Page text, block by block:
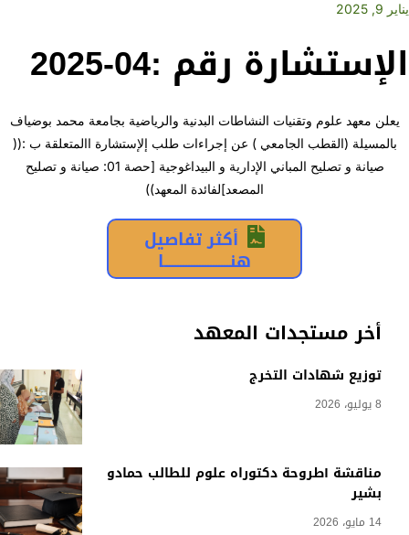
أخر مستجدات المعهد
توزيع شهادات التخرج
8 يوليو، 2026
مناقشة أطروحة دكتوراه علوم للطالب حمادو
بشير
14 مايو، 2026
يناير 9, 2025
الإستشارة رقم :04-2025
يعلن معهد علوم وتقنيات النشاطات البدنية والرياضية بجامعة محمد بوضياف
بالمسيلة (القطب الجامعي ) عن إجراءات طلب إلإستشارة االمتعلقة ب :((
صيانة و تصليح المباني الإدارية و البيداغوجية [حصة 01: صيانة و تصليح
المصعد]لفائدة المعهد))
أكثر تفاصيل
هنــــــــــــــــــــــــا